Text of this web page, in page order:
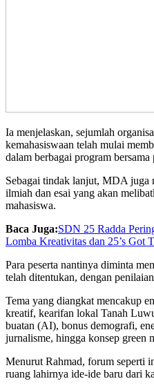
Ia menjelaskan, sejumlah
kemahasiswaan telah mulai
dalam berbagai program bersama
Sebagai tindak lanjut, MDA juga
ilmiah dan esai yang akan
mahasiswa.
Baca Juga:SDN 25 Radda
Lomba Kreativitas dan 25’s Got
Para peserta nantinya diminta
telah ditentukan, dengan
Tema yang diangkat mencakup
kreatif, kearifan lokal Tanah
buatan (AI), bonus demografi,
jurnalisme, hingga konsep green
Menurut Rahmad, forum seperti
ruang lahirnya ide-ide baru dari